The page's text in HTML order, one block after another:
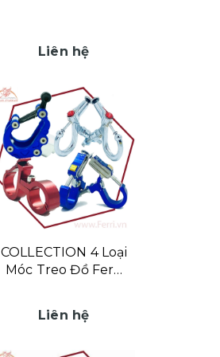
Liên hệ
COLLECTION 4 Loại
Móc Treo Đồ Ferri
Liên hệ